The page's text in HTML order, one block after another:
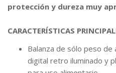
protección y dureza muy
CARACTERÍSTICAS
Balanza de sólo peso de
digital retro iluminado y